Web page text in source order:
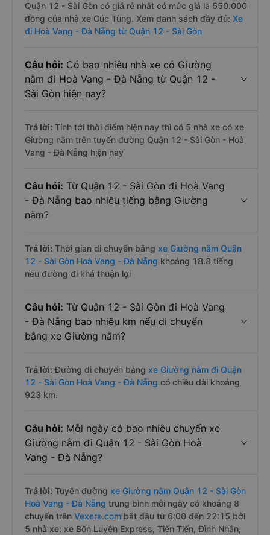
Quận 12 - Sài Gòn có giá rẻ nhất có mức giá là 550.000
đồng của nhà xe Cúc Tùng. Xem danh sách đầy đủ: Xe
đi Hoà Vang - Đà Nẵng từ Quận 12 - Sài Gòn
Câu hỏi: Có bao nhiêu nhà xe có Giường
nằm đi Hoà Vang - Đà Nẵng từ Quận 12 -
Sài Gòn hiện nay?
Trả lời: Tính tới thời điểm hiện nay thì có 5 nhà xe có xe
Giường nằm trên tuyến đường Quận 12 - Sài Gòn - Hoà
Vang - Đà Nẵng hiện nay
Câu hỏi: Từ Quận 12 - Sài Gòn đi Hoà Vang
- Đà Nẵng bao nhiêu tiếng bằng Giường
nằm?
Trả lời: Thời gian di chuyển bằng xe Giường nằm Quận
12 - Sài Gòn Hoà Vang - Đà Nẵng khoảng 18.8 tiếng
nếu đường đi khá thuận lợi
Câu hỏi: Từ Quận 12 - Sài Gòn đi Hoà Vang
- Đà Nẵng bao nhiêu km nếu di chuyển
bằng xe Giường nằm?
Trả lời: Đường di chuyển bằng xe Giường nằm đi Quận
12 - Sài Gòn Hoà Vang - Đà Nẵng có chiều dài khoảng
923 km.
Câu hỏi: Mỗi ngày có bao nhiêu chuyến xe
Giường nằm đi Quận 12 - Sài Gòn Hoà
Vang - Đà Nẵng?
Trả lời: Tuyến đường xe Giường nằm Quận 12 - Sài Gòn
Hoà Vang - Đà Nẵng trung bình mỗi ngày có khoảng 8
chuyến trên Vexere.com bắt đầu từ 6:00 đến 22:15 bởi
5 nhà xe: xe Bốn Luyện Express, Tiến Tiến, Đình Nhân,